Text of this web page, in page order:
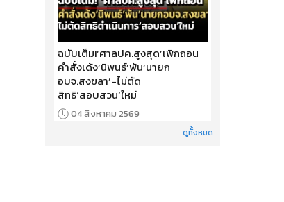
ฉบับเต็ม!‘ศาลปค.สูงสุด’เพิกถอน
คำสั่งเด้ง‘นิพนธ์’พ้น‘นายก
อบจ.สงขลา’-ไม่ตัด
สิทธิ‘สอบสวน’ใหม่
04 สิงหาคม 2569
ดูทั้งหมด